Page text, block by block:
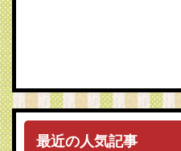
最近の人気記事